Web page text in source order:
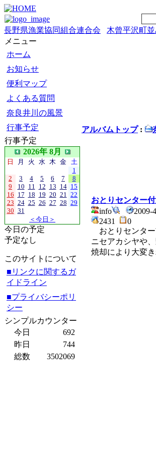
長野県漁業協同組合連合会 木曾平沢町
メニュー
ホーム
お知らせ
便利マップ
よくある質問
奈良井川の風景
行事予定
行事予定
2026年 8月
日 月 火 水 木 金 土
1
2
3 4 5 6 7
8
9
10 11 12 13 14 15
16 17 18 19 20 21 22
23 24 25 26 27 28 29
30 31
＜今日＞
今日の予定
予定なし
このサイトについて
■リンクに関するガ
イドライン
■プライバシーポリ
シー
シンプルカウンター
今日
692
昨日
744
総数
3502069
アルバムトップ:
おとりセンター
info
2009-
2431
0
おとりセンター
ニセアカシヤや
焼却により大変